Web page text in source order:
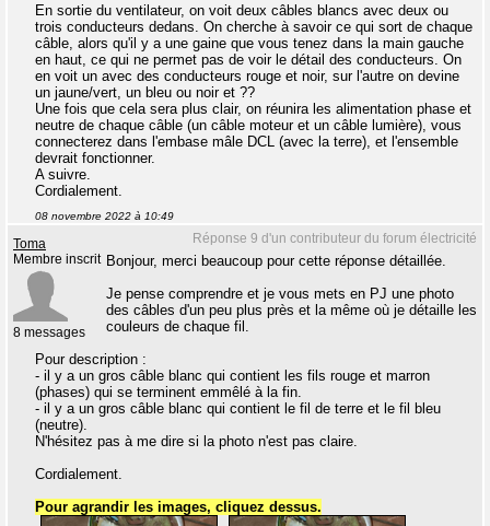
En sortie du ventilateur, on voit deux câbles blancs avec deux ou
trois conducteurs dedans. On cherche à savoir ce qui sort de chaque
câble, alors qu'il y a une gaine que vous tenez dans la main gauche
en haut, ce qui ne permet pas de voir le détail des conducteurs. On
en voit un avec des conducteurs rouge et noir, sur l'autre on devine
un jaune/vert, un bleu ou noir et ??
Une fois que cela sera plus clair, on réunira les alimentation phase et
neutre de chaque câble (un câble moteur et un câble lumière), vous
connecterez dans l'embase mâle DCL (avec la terre), et l'ensemble
devrait fonctionner.
A suivre.
Cordialement.
08 novembre 2022 à 10:49
Réponse 9 d'un contributeur du forum électricité
Toma
Membre inscrit
8 messages
Bonjour, merci beaucoup pour cette réponse détaillée.
Je pense comprendre et je vous mets en PJ une photo
des câbles d'un peu plus près et la même où je détaille les
couleurs de chaque fil.
Pour description :
- il y a un gros câble blanc qui contient les fils rouge et marron
(phases) qui se terminent emmêlé à la fin.
- il y a un gros câble blanc qui contient le fil de terre et le fil bleu
(neutre).
N'hésitez pas à me dire si la photo n'est pas claire.
Cordialement.
Pour agrandir les images, cliquez dessus.